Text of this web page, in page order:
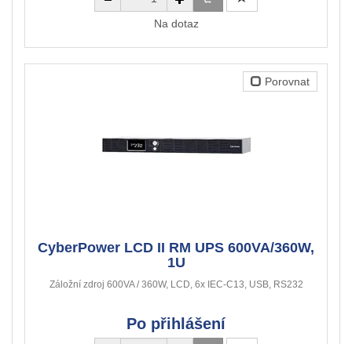
Na dotaz
Porovnat
CyberPower LCD II RM UPS 600VA/360W,
1U
Záložní zdroj 600VA / 360W, LCD, 6x IEC-C13, USB, RS232
Po přihlášení